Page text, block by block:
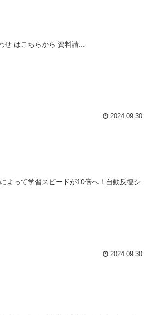
はこちらから 資料請...
2024.09.30
よって学習スピードが10倍へ！自動反復シ
2024.09.30